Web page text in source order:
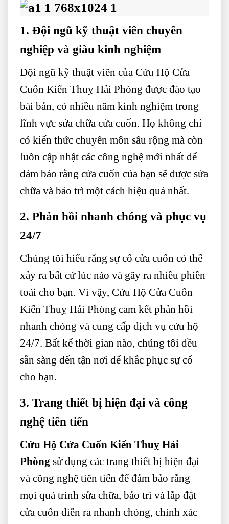
1. Đội ngũ kỹ thuật viên chuyên
nghiệp và giàu kinh nghiệm
Đội ngũ kỹ thuật viên của Cứu Hộ Cửa
Cuốn Kiến Thuỵ Hải Phòng được đào tạo
bài bản, có nhiều năm kinh nghiệm trong
lĩnh vực sửa chữa cửa cuốn. Họ không chỉ
có kiến thức chuyên môn sâu rộng mà còn
luôn cập nhật các công nghệ mới nhất để
đảm bảo rằng cửa cuốn của bạn sẽ được sửa
chữa và bảo trì một cách hiệu quả nhất.
2. Phản hồi nhanh chóng và phục vụ
24/7
Chúng tôi hiểu rằng sự cố cửa cuốn có thể
xảy ra bất cứ lúc nào và gây ra nhiều phiền
toái cho bạn. Vì vậy, Cứu Hộ Cửa Cuốn
Kiến Thuỵ Hải Phòng cam kết phản hồi
nhanh chóng và cung cấp dịch vụ cứu hộ
24/7. Bất kể thời gian nào, chúng tôi đều
sẵn sàng đến tận nơi để khắc phục sự cố
cho bạn.
3. Trang thiết bị hiện đại và công
nghệ tiên tiến
Cứu Hộ Cửa Cuốn Kiến Thuỵ Hải
Phòng sử dụng các trang thiết bị hiện đại
và công nghệ tiên tiến để đảm bảo rằng
mọi quá trình sửa chữa, bảo trì và lắp đặt
cửa cuốn diễn ra nhanh chóng, chính xác